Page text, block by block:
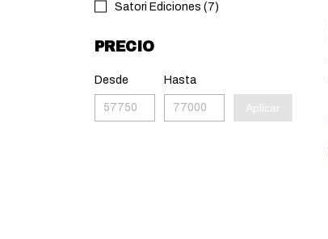
Satori Ediciones (7)
PRECIO
Desde Hasta
Aplicar